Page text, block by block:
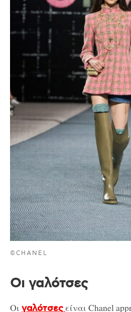
©CHANEL
Οι γαλότσες
Οι γαλότσεςείναι Chanel